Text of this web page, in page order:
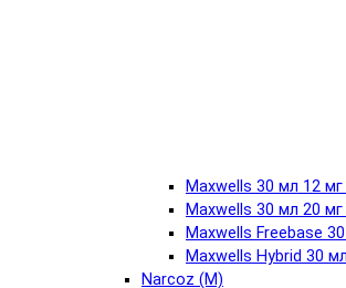
Maxwells 30 мл 12
Maxwells 30 мл 20
Maxwells Freebase
Maxwells Hybrid 30
Narcoz (М)